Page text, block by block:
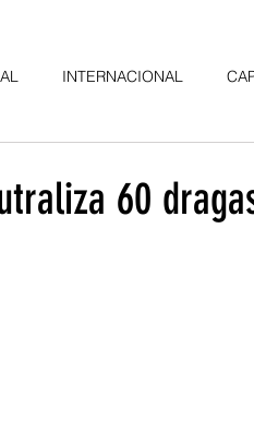
INTERNACIONAL
60